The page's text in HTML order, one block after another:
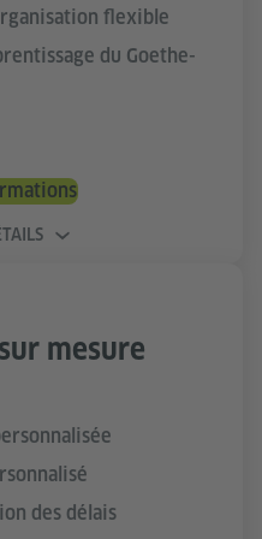
flexible
du Goethe-
mesure
des délais